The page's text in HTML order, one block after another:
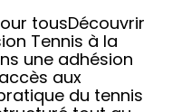
tousDécouvrir
Tennis à la
une adhésion
aux
du tennis